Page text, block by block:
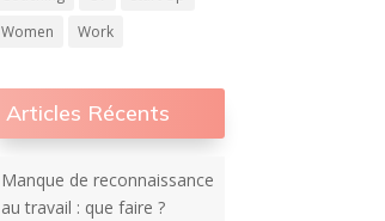
Women
Work
Articles Récents
Manque de reconnaissance
au travail : que faire ?